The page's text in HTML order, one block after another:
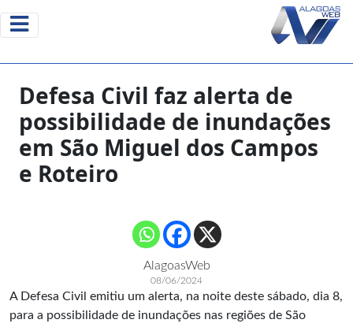
Defesa Civil faz alerta de
possibilidade de inundações
em São Miguel dos Campos
e Roteiro
AlagoasWeb
08/06/2024
A Defesa Civil emitiu um alerta, na noite deste sábado, dia 8,
para a possibilidade de inundações nas regiões de São